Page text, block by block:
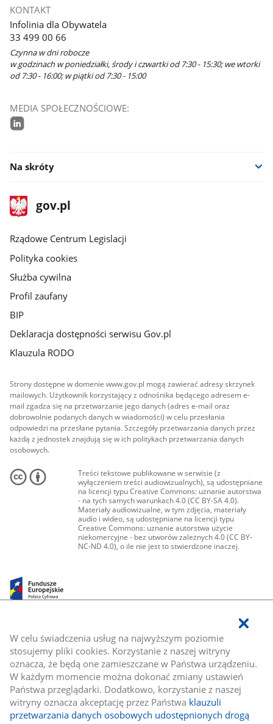
W celu świadczenia usług na najwyższym poziomie
stosujemy pliki cookies. Korzystanie z naszej witryny
oznacza, że będą one zamieszczane w Państwa urządzeniu.
W każdym momencie można dokonać zmiany ustawień
Państwa przeglądarki. Dodatkowo, korzystanie z naszej
witryny oznacza akceptację przez Państwa klauzuli
przetwarzania danych osobowych udostępnionych drogą
KONTAKT
Infolinia dla Obywatela
33 499 00 66
Czynna w dni robocze
w godzinach w poniedziałki, środy i czwartki od 7:30 - 15:30; we wtorki
od 7:30 - 16:00; w piątki od 7:30 - 15:00
MEDIA SPOŁECZNOŚCIOWE:
Na skróty
stopka
gov.plStrona
gov.pl
Rządowe Centrum Legislacji
Polityka cookies
Służba cywilna
Profil zaufany
BIP
Deklaracja dostępności serwisu Gov.pl
Klauzula RODO
Strony dostępne w domenie www.gov.pl mogą zawierać adresy skrzynek
mailowych. Użytkownik korzystający z odnośnika będącego adresem e-
mail zgadza się na przetwarzanie jego danych (adres e-mail oraz
dobrowolnie podanych danych w wiadomości) w celu przesłania
odpowiedzi na przesłane pytania. Szczegóły przetwarzania danych przez
każdą z jednostek znajdują się w ich politykach przetwarzania danych
osobowych.
Treści tekstowe publikowane w serwisie (z
wyłączeniem treści audiowizualnych), są udostępniane
na licencji typu Creative Commons: uznanie autorstwa
- na tych samych warunkach 4.0 (CC BY-SA 4.0).
Materiały audiowizualne, w tym zdjęcia, materiały
audio i wideo, są udostępniane na licencji typu
Creative Commons: uznanie autorstwa użycie
niekomercyjne - bez utworów zależnych 4.0 (CC BY-
NC-ND 4.0), o ile nie jest to stwierdzone inaczej.